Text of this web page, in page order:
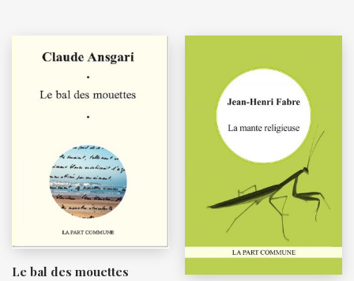
Le bal des mouettes